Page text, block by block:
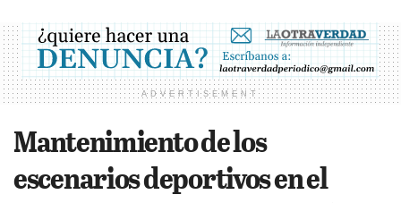
ADVERTISEMENT
Mantenimiento de los
escenarios deportivos en el